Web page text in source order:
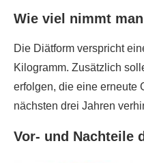
Wie viel nimmt
Die Diätform verspricht
Kilogramm. Zusätzlich
erfolgen, die eine erneute
nächsten drei Jahren
Vor- und Nachteile